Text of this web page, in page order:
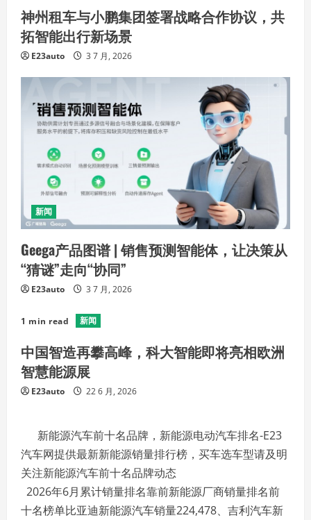
神州租车与小鹏集团签署战略合作协议，共
拓智能出行新场景
E23auto 3 7 月, 2026
新闻
Geega产品图谱 | 销售预测智能体，让决策从
“猜谜”走向“协同”
E23auto 3 7 月, 2026
1 min read 新闻
中国智造再攀高峰，科大智能即将亮相欧洲
智慧能源展
E23auto 22 6 月, 2026
新能源汽车前十名品牌，新能源电动汽车排名-E23
汽车网提供最新新能源销量排行榜，买车选车型请及明
关注新能源汽车前十名品牌动态
2026年6月累计销量排名靠前新能源厂商销量排名前
十名榜单比亚迪新能源汽车销量224,478、吉利汽车新